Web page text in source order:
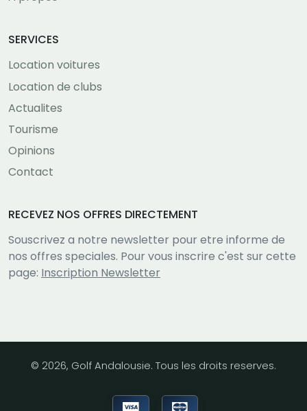
SERVICES
Location voitures
Location de clubs
Actualites
Tourisme
Opinions
Contact
RECEVEZ NOS OFFRES DIRECTEMENT
Souscrivez a notre newsletter pour etre informe de
nos offres speciales. Pour vous inscrire c'est sur cette
page: Inscription Newsletter
© 2026, Golf Andalousie. Tous les droits reserves.